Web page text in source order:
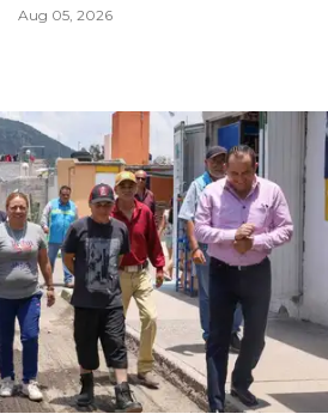
Aug 05, 2026